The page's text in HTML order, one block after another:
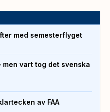
med semesterflyget
vart tog det svenska
av FAA